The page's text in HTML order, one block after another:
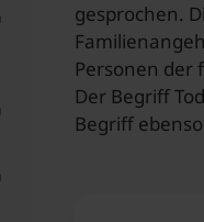
gesprochen.
Personen der
Der Begriff
Begriff